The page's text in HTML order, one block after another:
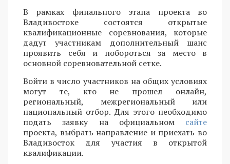
В рамках финального этапа проекта во
Владивостоке состоятся открытые
квалификационные соревнования, которые
дадут участникам дополнительный шанс
проявить себя и побороться за место в
основной соревновательной сетке.
Войти в число участников на общих условиях
могут те, кто не прошел онлайн,
региональный, межрегиональный или
национальный отбор. Для этого необходимо
подать заявку на официальном сайте
проекта, выбрать направление и приехать во
Владивосток для участия в открытой
квалификации.